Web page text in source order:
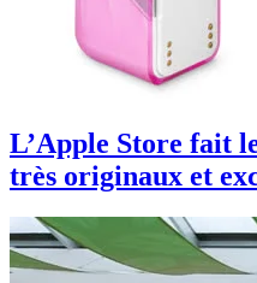
L’Apple Store fait
très originaux et